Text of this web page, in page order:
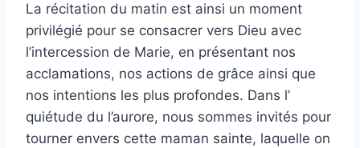
La récitation du matin est ainsi un moment
privilégié pour se consacrer vers Dieu avec
l’intercession de Marie, en présentant nos
acclamations, nos actions de grâce ainsi que
nos intentions les plus profondes. Dans l’
quiétude du l’aurore, nous sommes invités pour
tourner envers cette maman sainte, laquelle on